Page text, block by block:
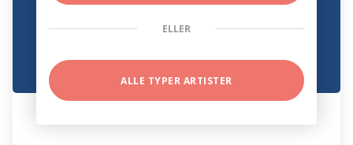
ELLER
ALLE TYPER ARTISTER